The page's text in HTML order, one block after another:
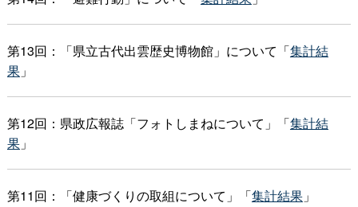
第13回：「県立古代出雲歴史博物館」について「集計結
果」
第12回：県政広報誌「フォトしまねについて」「集計結
果」
第11回：「健康づくりの取組について」「集計結果」